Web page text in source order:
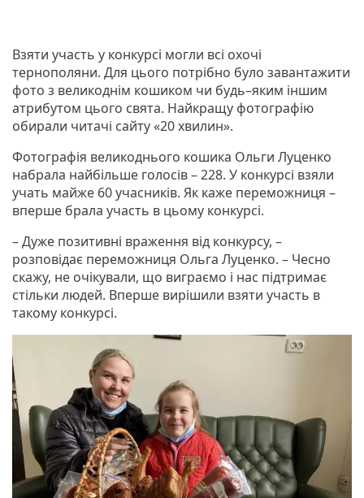
Взяти участь у конкурсі могли всі охочі
тернополяни. Для цього потрібно було завантажити
фото з великоднім кошиком чи будь–яким іншим
атрибутом цього свята. Найкращу фотографію
обирали читачі сайту «20 хвилин».
Фотографія великоднього кошика Ольги Луценко
набрала найбільше голосів – 228. У конкурсі взяли
учать майже 60 учасників. Як каже переможниця –
вперше брала участь в цьому конкурсі.
– Дуже позитивні враження від конкурсу, –
розповідає переможниця Ольга Луценко. – Чесно
скажу, не очікували, що виграємо і нас підтримає
стільки людей. Вперше вирішили взяти участь в
такому конкурсі.